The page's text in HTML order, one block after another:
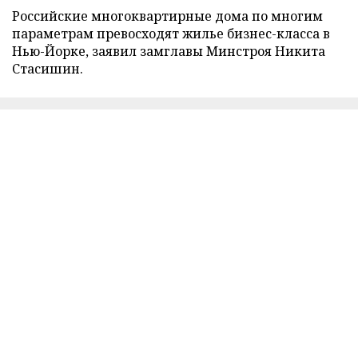
Российские многоквартирные дома по многим
параметрам превосходят жилье бизнес-класса в
Нью-Йорке, заявил замглавы Минстроя Никита
Стасишин.